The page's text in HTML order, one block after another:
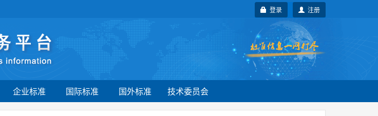
注册
登录
企业标准 国际标准 国外标准 技术委员会